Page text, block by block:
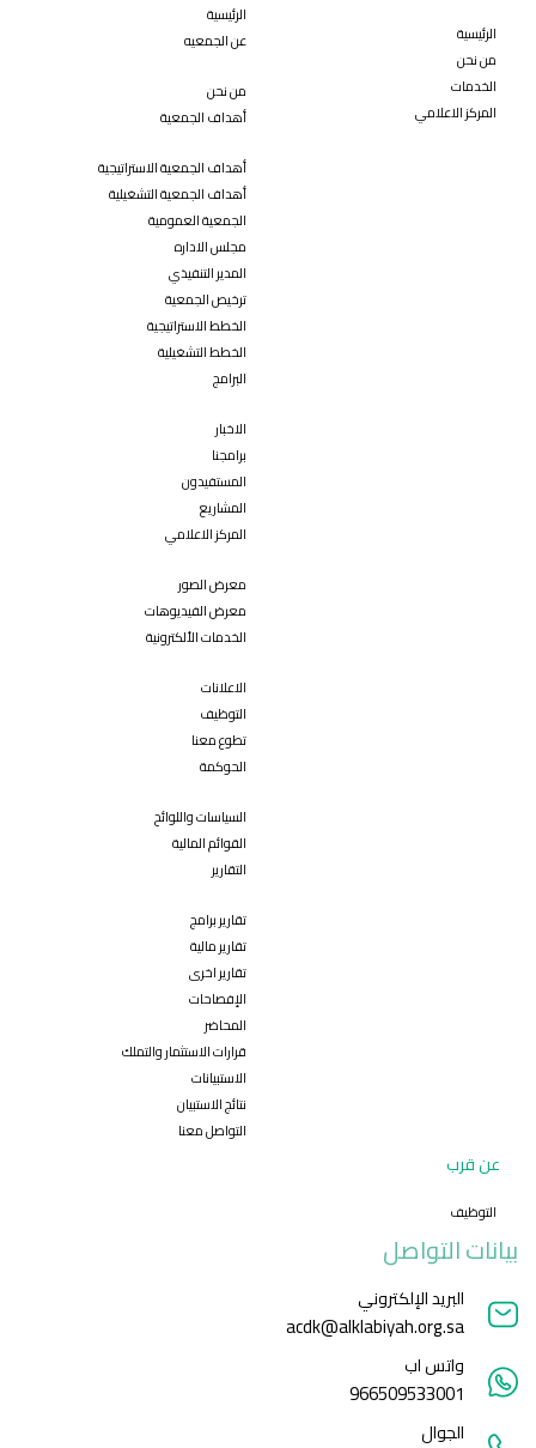
الرئيسية
من نحن
الخدمات
المركز الاعلامي
الرئيسية
عن الجمعيه
من نحن
أهداف الجمعية
أهداف الجمعية الاستراتيجية
أهداف الجمعية التشغيلية
الجمعية العمومية
مجلس الاداره
المدير التنفيذي
ترخيص الجمعية
الخطط الاستراتيجية
الخطط التشغيلية
البرامج
الاخبار
برامجنا
المستفيدون
المشاريع
المركز الاعلامي
معرض الصور
معرض الفيديوهات
الخدمات الألكترونية
الاعلانات
التوظيف
تطوع معنا
الحوكمة
السياسات واللوائح
القوائم المالية
التقارير
تقارير برامج
تقارير مالية
تقارير اخرى
الإفصاحات
المحاضر
قرارات الاستثمار والتملك
الاستبيانات
نتائج الاستبيان
التواصل معنا
عن قرب
التوظيف
بيانات التواصل
البريد الإلكتروني
acdk@alklabiyah.org.sa
واتس اب
966509533001
الجوال